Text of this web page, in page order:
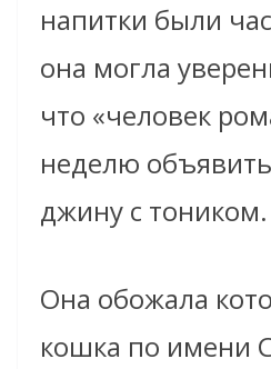
напитки были
она могла
что «человек
неделю
джину с тоником.
Она обожала
кошка по имени